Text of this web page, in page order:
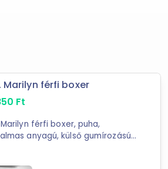
Marilyn férfi boxer
Ft
Marilyn férfi boxer, puha,
anyagú, külső gumírozású,